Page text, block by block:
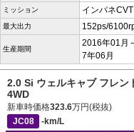
ミッション インパネCVT
最大出力 152ps/
生産期間
2016年01月
7年06月
2.0 Si ウェルキャブ フレン
4WD
新車時価格323.6万円(税抜)
JC08
-km/L